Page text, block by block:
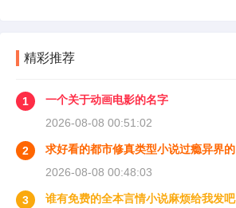
精彩推荐
1
一个关于动画电影的名字
2026-08-08 00:51:02
2
求好看的都市修真类型小说过瘾异界的
2026-08-08 00:48:03
3
谁有免费的全本言情小说麻烦给我发吧